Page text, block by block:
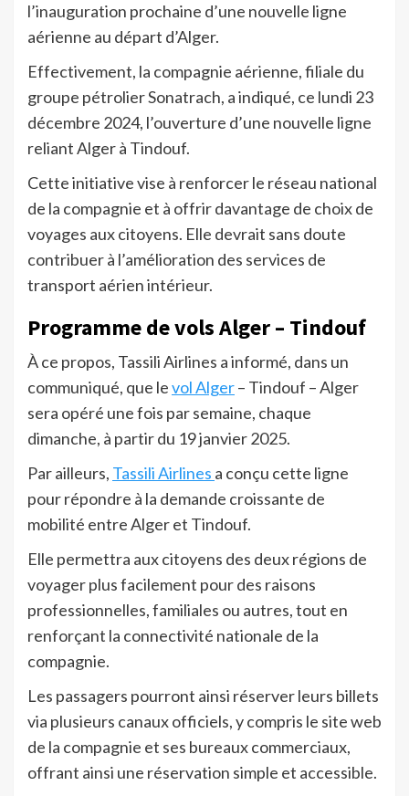
l’inauguration prochaine d’une nouvelle ligne
aérienne au départ d’Alger.
Effectivement, la compagnie aérienne, filiale du
groupe pétrolier Sonatrach, a indiqué, ce lundi 23
décembre 2024, l’ouverture d’une nouvelle ligne
reliant Alger à Tindouf.
Cette initiative vise à renforcer le réseau national
de la compagnie et à offrir davantage de choix de
voyages aux citoyens. Elle devrait sans doute
contribuer à l’amélioration des services de
transport aérien intérieur.
Programme de vols Alger – Tindouf
À ce propos, Tassili Airlines a informé, dans un
communiqué, que levol Alger– Tindouf – Alger
sera opéré une fois par semaine, chaque
dimanche, à partir du 19 janvier 2025.
Par ailleurs, Tassili Airlines a conçu cette ligne
pour répondre à la demande croissante de
mobilité entre Alger et Tindouf.
Elle permettra aux citoyens des deux régions de
voyager plus facilement pour des raisons
professionnelles, familiales ou autres, tout en
renforçant la connectivité nationale de la
compagnie.
Les passagers pourront ainsi réserver leurs billets
via plusieurs canaux officiels, y compris le site web
de la compagnie et ses bureaux commerciaux,
offrant ainsi une réservation simple et accessible.